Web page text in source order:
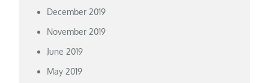
December 2019
November 2019
June 2019
May 2019